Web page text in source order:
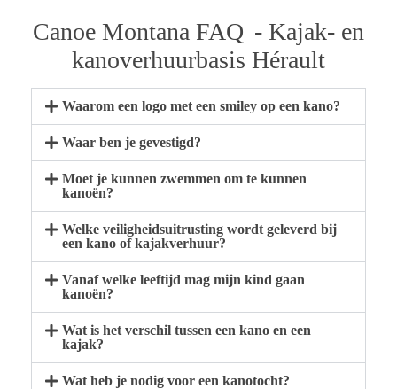
Canoe Montana FAQ - Kajak- en
kanoverhuurbasis Hérault
Waarom een logo met een smiley op een kano?
Waar ben je gevestigd?
Moet je kunnen zwemmen om te kunnen
kanoën?
Welke veiligheidsuitrusting wordt geleverd bij
een kano of kajakverhuur?
Vanaf welke leeftijd mag mijn kind gaan
kanoën?
Wat is het verschil tussen een kano en een
kajak?
Wat heb je nodig voor een kanotocht?